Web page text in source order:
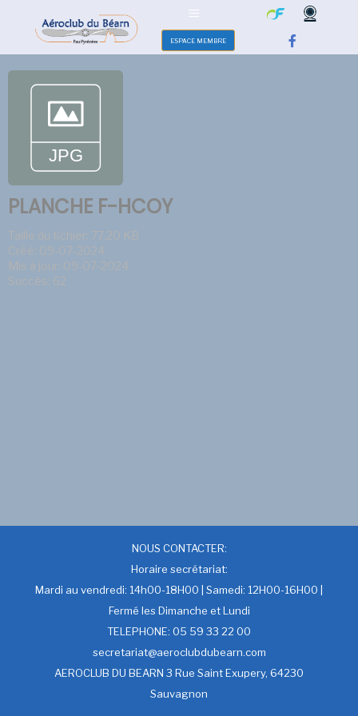
ESPACE MEMBRE
PLANCHE F-HCOY
Taille du fichier: 77.20 KB
Créé: 09-07-2024
Mis à jour: 09-07-2024
Succès: 62
NOUS CONTACTER:
Horaire secrétariat:
Mardi au vendredi: 14h00-18H00 | Samedi: 12H00-16H00 |
Fermé les Dimanche et Lundi
TELEPHONE: 05 59 33 22 00
secretariat@aeroclubdubearn.com
AEROCLUB DU BEARN 3 Rue Saint Exupery, 64230
Sauvagnon